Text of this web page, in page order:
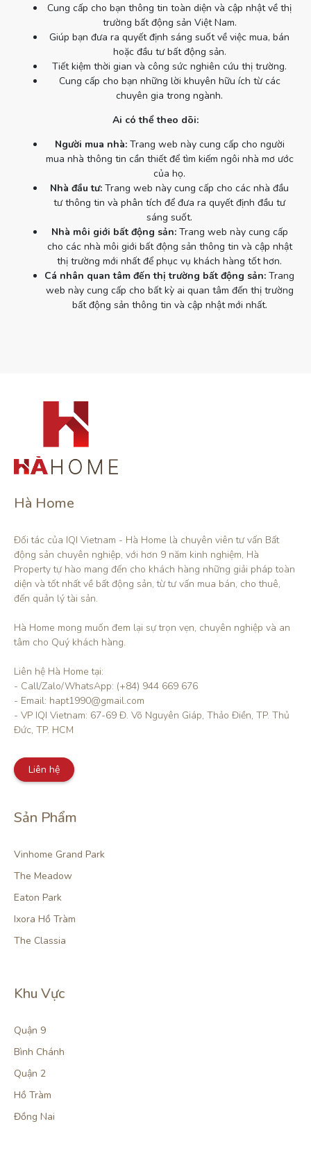
Cung cấp cho bạn thông tin toàn diện và cập nhật về thị
trường bất động sản Việt Nam.
Giúp bạn đưa ra quyết định sáng suốt về việc mua, bán
hoặc đầu tư bất động sản.
Tiết kiệm thời gian và công sức nghiên cứu thị trường.
Cung cấp cho bạn những lời khuyên hữu ích từ các
chuyên gia trong ngành.
Ai có thể theo dõi:
Người mua nhà:Trang web này cung cấp cho người
mua nhà thông tin cần thiết để tìm kiếm ngôi nhà mơ ước
của họ.
Nhà đầu tư: Trang web này cung cấp cho các nhà đầu
tư thông tin và phân tích để đưa ra quyết định đầu tư
sáng suốt.
Nhà môi giới bất động sản:Trang web này cung cấp
cho các nhà môi giới bất động sản thông tin và cập nhật
thị trường mới nhất để phục vụ khách hàng tốt hơn.
Cá nhân quan tâm đến thị trường bất động sản: Trang
web này cung cấp cho bất kỳ ai quan tâm đến thị trường
bất động sản thông tin và cập nhật mới nhất.
Hà Home
Đối tác của IQI Vietnam - Hà Home là chuyên viên tư vấn Bất
động sản chuyên nghiệp, với hơn 9 năm kinh nghiệm, Hà
Property tự hào mang đến cho khách hàng những giải pháp toàn
diện và tốt nhất về bất động sản, từ tư vấn mua bán, cho thuê,
đến quản lý tài sản.
Hà Home mong muốn đem lại sự trọn vẹn, chuyên nghiệp và an
tâm cho Quý khách hàng.
Liên hệ Hà Home tại:
- Call/Zalo/WhatsApp: (+84) 944 669 676
- Email: hapt1990@gmail.com
- VP IQI Vietnam: 67-69 Đ. Võ Nguyên Giáp, Thảo Điền, TP. Thủ
Đức, TP. HCM
Liên hệ
Sản Phẩm
Vinhome Grand Park
The Meadow
Eaton Park
Ixora Hồ Tràm
The Classia
Khu Vực
Quận 9
Bình Chánh
Quận 2
Hồ Tràm
Đồng Nai